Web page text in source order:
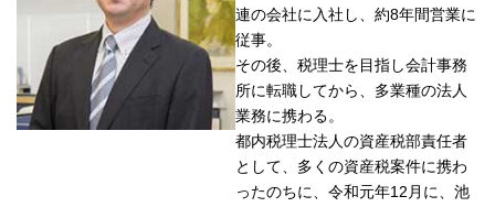
連の会社に入社し、約8年間営業に
従事。
その後、税理士を目指し会計事務
所に転職してから、多業種の法人
業務に携わる。
都内税理士法人の資産税部責任者
として、多くの資産税案件に携わ
ったのちに、令和元年12月に、池